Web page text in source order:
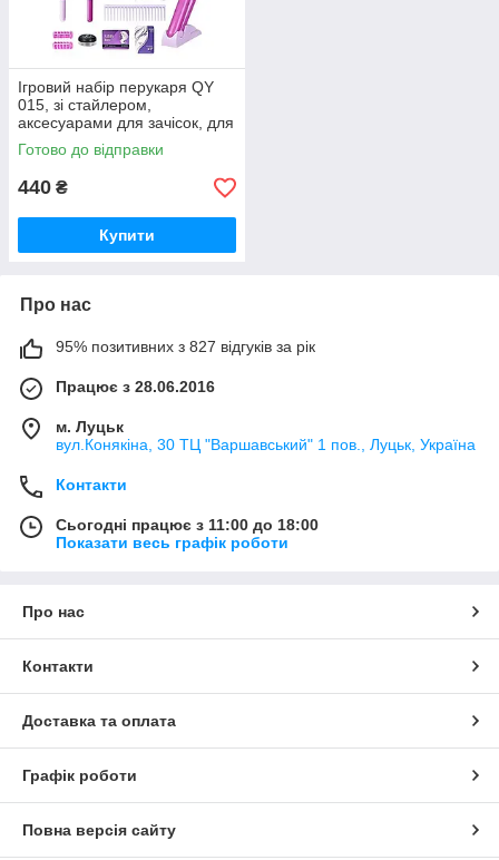
Ігровий набір перукаря QY
015, зі стайлером,
аксесуарами для зачісок, для
дівчаток та хлопчиків, у
подарунковій коробці
Готово до відправки
440 ₴
Купити
Про нас
95% позитивних з 827 відгуків за рік
Працює з 28.06.2016
м. Луцьк
вул.Конякіна, 30 ТЦ "Варшавський" 1 пов., Луцьк, Україна
Контакти
Сьогодні працює з 11:00 до 18:00
Показати весь графік роботи
Про нас
Контакти
Доставка та оплата
Графік роботи
Повна версія сайту